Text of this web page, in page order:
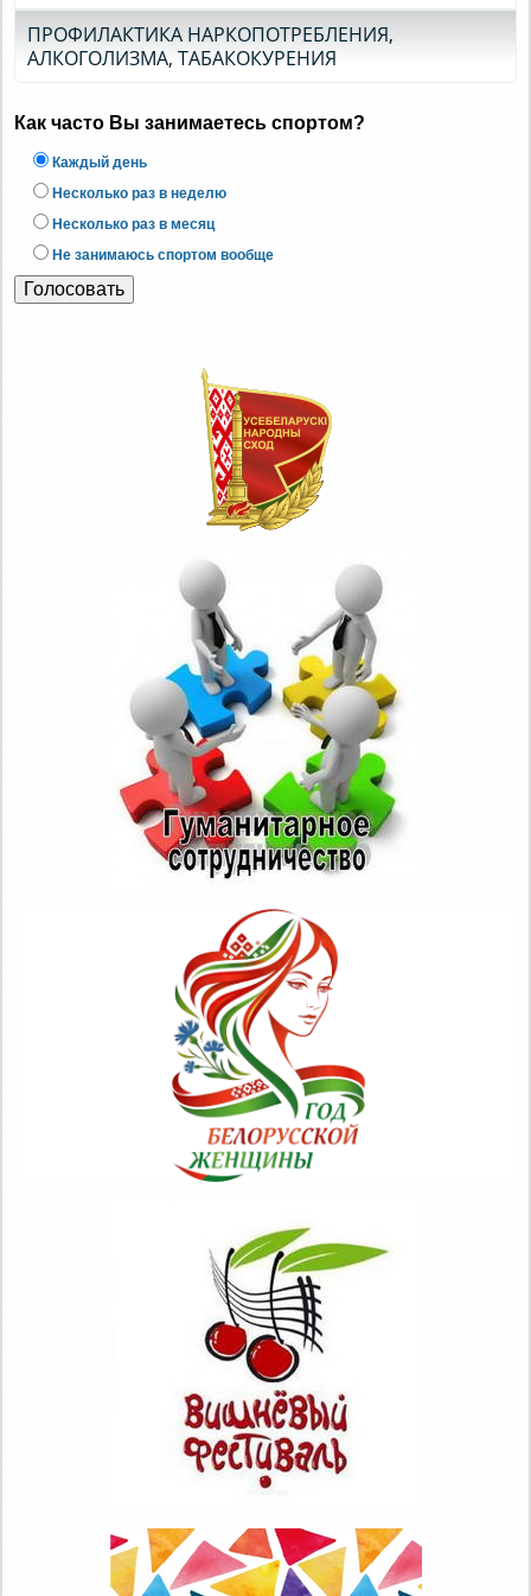
ПРОФИЛАКТИКА НАРКОПОТРЕБЛЕНИЯ,
АЛКОГОЛИЗМА, ТАБАКОКУРЕНИЯ
Как часто Вы занимаетесь спортом?
Каждый день
Несколько раз в неделю
Несколько раз в месяц
Не занимаюсь спортом вообще